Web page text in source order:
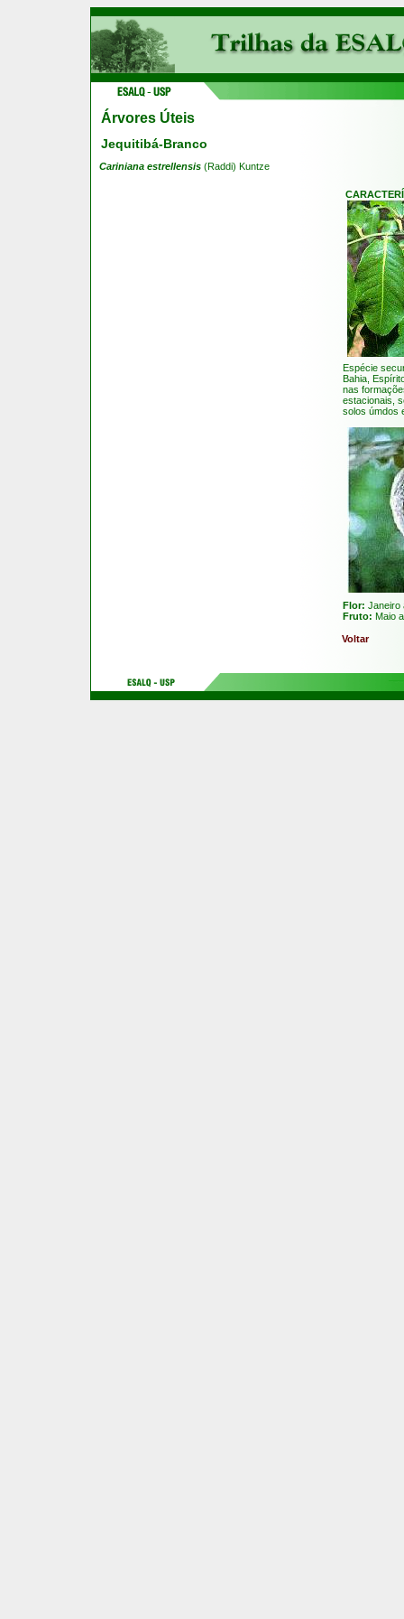
Árvores Úteis
Jequitibá-Branco
Cariniana estrellensis (Raddi) Kuntze
Espécie
Bahia,
nas
estacionais,
solos úmdos
Flor: Janeiro
Fruto: Maio
Voltar